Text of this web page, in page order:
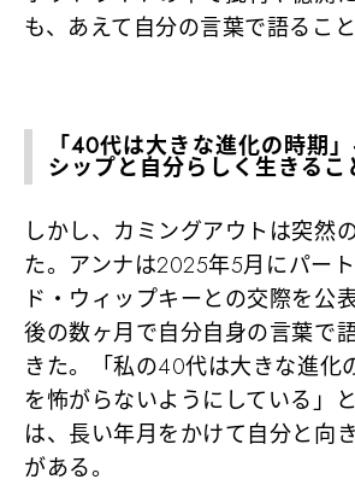
も、あえて自分の言葉で語ること
「40代は大きな進化の時期
シップと自分らしく生きるこ
しかし、カミングアウトは突然
た。アンナは2025年5月にパー
ド・ウィップキーとの交際を公
後の数ヶ月で自分自身の言葉で
きた。「私の40代は大きな進化
を怖がらないようにしている」
は、長い年月をかけて自分と向
がある。